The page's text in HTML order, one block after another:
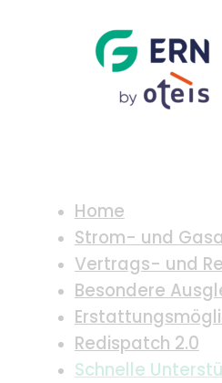
Home
Strom- und
Vertrags- und
Besondere
Redispatch 2.0
Schnelle